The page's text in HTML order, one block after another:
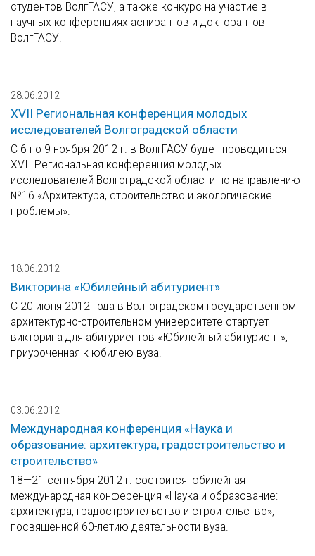
студентов ВолгГАСУ, а также конкурс на участие в
научных конференциях аспирантов и докторантов
ВолгГАСУ.
28.06.2012
XVII Региональная конференция молодых
исследователей Волгоградской области
С 6 по 9 ноября 2012 г. в ВолгГАСУ будет проводиться
XVII Региональная конференция молодых
исследователей Волгоградской области по направлению
№16 «Архитектура, строительство и экологические
проблемы».
18.06.2012
Викторина «Юбилейный абитуриент»
С 20 июня 2012 года в Волгоградском государственном
архитектурно-строительном университете стартует
викторина для абитуриентов «Юбилейный абитуриент»,
приуроченная к юбилею вуза.
03.06.2012
Международная конференция «Наука и
образование: архитектура, градостроительство и
строительство»
18—21 сентября 2012 г. состоится юбилейная
международная конференция «Наука и образование:
архитектура, градостроительство и строительство»,
посвященной 60-летию деятельности вуза.